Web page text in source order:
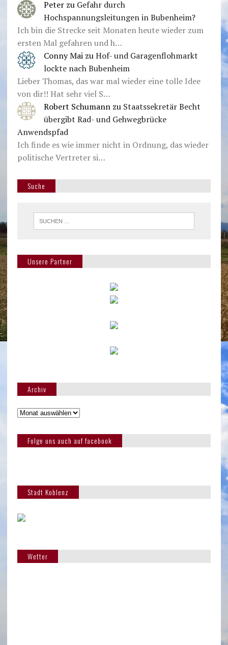
Peter zu Gefahr durch
Hochspannungsleitungen in Bubenheim?
Ich bin die Strecke seit Monaten heute wieder zum
ersten Mal gefahren und h…
Conny Mai zu Hof- und Garagenflohmarkt
lockte nach Bubenheim
Lieber Thomas, das war mal wieder eine tolle Idee
von dir!! Hat sehr viel S…
Robert Schumann zu Staatssekretär Becht
übergibt Rad- und Gehwegbrücke
Anwendspfad
Ich finde es wie immer nicht in Ordnung, das wieder
politische Vertreter si…
Suche
Unsere Partner
Archiv
Folge uns auch auf facebook
Stadt Koblenz
Wetter